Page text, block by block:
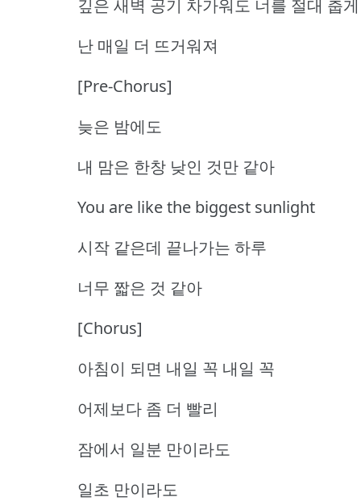
깊은 새벽 공기 차가워도 너를 절대 춥
난 매일 더 뜨거워져
[Pre-Chorus]
늦은 밤에도
내 맘은 한창 낮인 것만 같아
You are like the biggest sunlight
시작 같은데 끝나가는 하루
너무 짧은 것 같아
[Chorus]
아침이 되면 내일 꼭 내일 꼭
어제보다 좀 더 빨리
잠에서 일분 만이라도
일초 만이라도